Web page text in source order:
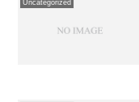
Uncategorized